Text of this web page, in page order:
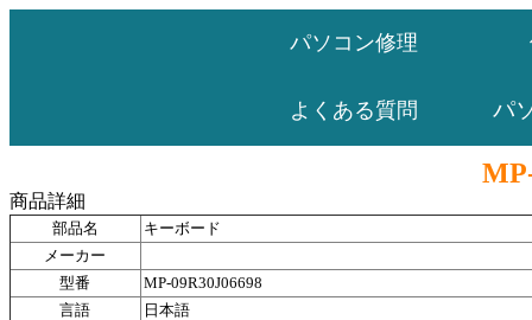
パソコン修理
よくある質問 パ
商品詳細
部品名
キーボード
メーカー
型番
MP-09R30J06698
言語
日本語